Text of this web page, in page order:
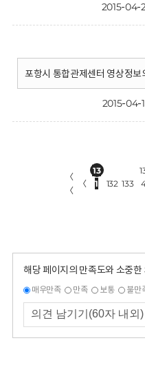
2015-04-
포항시 통합관제센터 영상정보
2015-04-
〈
〈
〈
13
1
132 133
해당 페이지의 만족도와 소중한
매우만족 만족 보통 불만